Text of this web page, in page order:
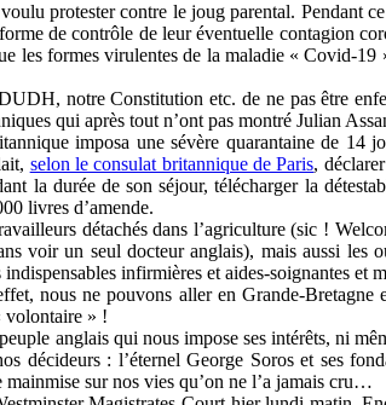
protester contre le joug parental. Pendant
de contrôle de leur éventuelle contagion
les formes virulentes de la maladie « Covid-
notre Constitution etc. de ne pas être
qui après tout n’ont pas montré Julian
imposa une sévère quarantaine de 14
selon le consulat britannique de Paris,
la durée de son séjour, télécharger la
livres d’amende.
détachés dans l’agriculture (sic !
voir un seul docteur anglais), mais aussi les
infirmières et aides-soignantes et
nous ne pouvons aller en Grande-Bretagne
volontaire » !
anglais qui nous impose ses intérêts, ni
décideurs : l’éternel George Soros et ses
sur nos vies qu’on ne l’a jamais cru…